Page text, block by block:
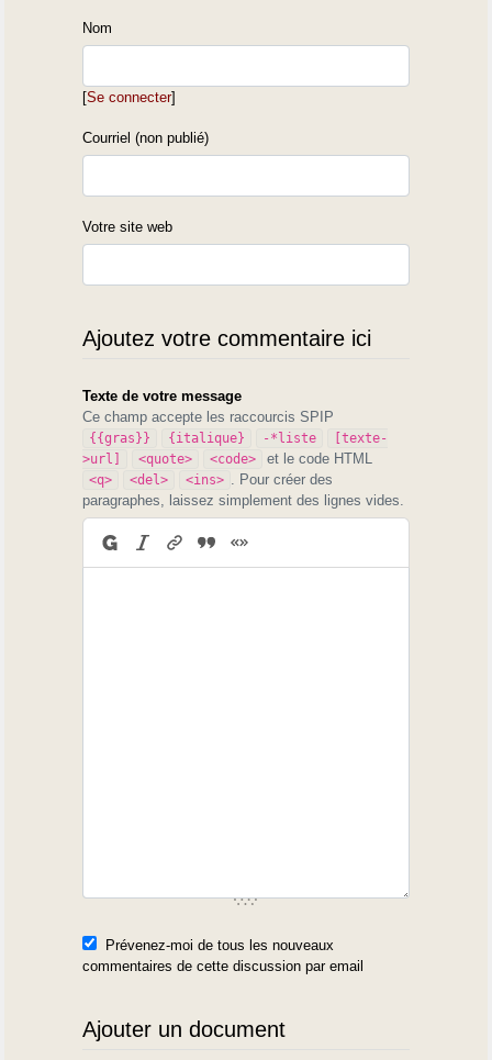
Nom
[Se connecter]
Courriel (non publié)
Votre site web
Ajoutez votre commentaire ici
Texte de votre message
Ce champ accepte les raccourcis SPIP
{{gras}} {italique} -*liste
[texte-
>url]
<quote> <code> et le code HTML
<q> <del> <ins>
. Pour créer des
paragraphes, laissez simplement des lignes vides.
Prévenez-moi de tous les nouveaux
commentaires de cette discussion par email
Ajouter un document